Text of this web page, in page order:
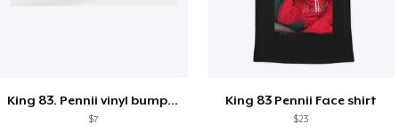
King 83. Pennii vinyl bumper sticker
$7
King 83 Pennii Face shirt
$23